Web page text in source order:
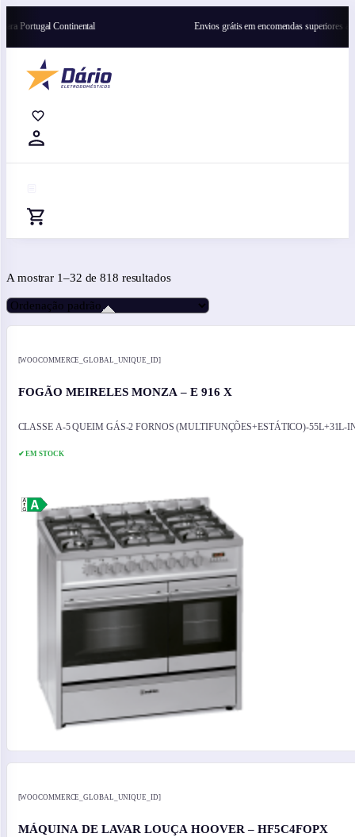
Continental Envios grátis em encomendas superiores a 300€ para
0
A mostrar 1–32 de 818 resultados
[WOOCOMMERCE_GLOBAL_UNIQUE_ID]
FOGÃO MEIRELES MONZA – E 916 X
CLASSE A-5 QUEIM GÁS-2 FORNOS (MULTIFUNÇÕES+ESTÁTICO)-55L+31L-
✔ EM STOCK
[WOOCOMMERCE_GLOBAL_UNIQUE_ID]
MÁQUINA DE LAVAR LOUÇA HOOVER – HF5C4FOPX